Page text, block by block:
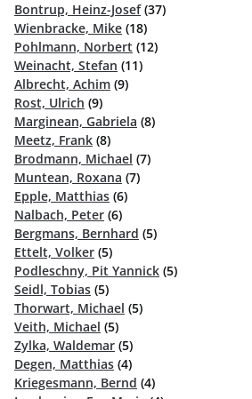
Bontrup, Heinz-Josef(37)
Wienbracke, Mike (18)
Pohlmann, Norbert (12)
Weinacht, Stefan (11)
Albrecht, Achim (9)
Rost, Ulrich (9)
Marginean, Gabriela (8)
Meetz, Frank (8)
Brodmann, Michael (7)
Muntean, Roxana (7)
Epple, Matthias (6)
Nalbach, Peter (6)
Bergmans, Bernhard (5)
Ettelt, Volker (5)
Podleschny, Pit Yannick (5)
Seidl, Tobias (5)
Thorwart, Michael (5)
Veith, Michael (5)
Zylka, Waldemar (5)
Degen, Matthias (4)
Kriegesmann, Bernd (4)